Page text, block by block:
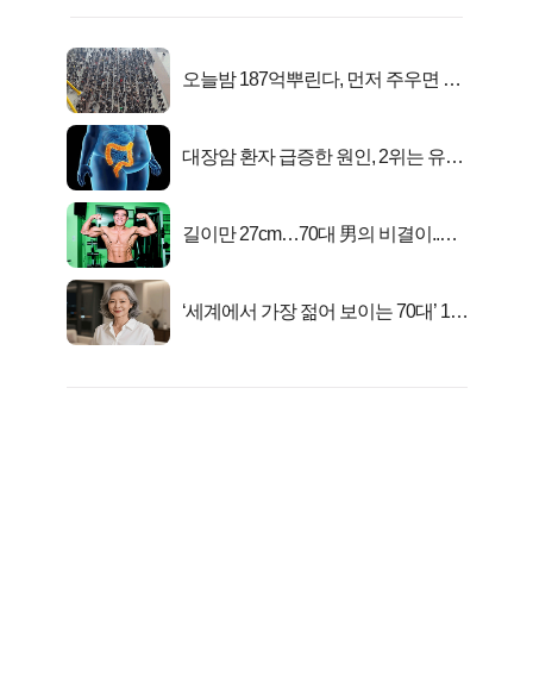
오늘밤 187억뿌린다, 먼저 주우면 최
대장암 환자 급증한 원인, 2위는 유산
길이만 27cm…70대 男의 비결이..충
‘세계에서 가장 젊어 보이는 70대’ 1위